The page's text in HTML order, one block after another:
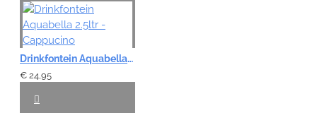
Drinkfontein Aquabella 2.5ltr - Cappucino
€ 24,95